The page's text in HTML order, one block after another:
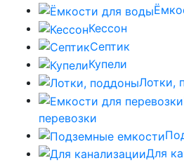
Кессон
Септик
Купели
Лотки,
перевозки
Для